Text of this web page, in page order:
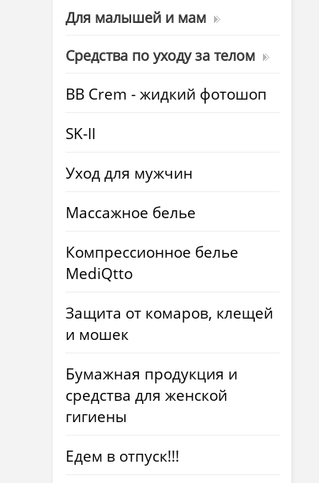
Для малышей и мам
Средства по уходу за телом
BB Crem - жидкий фотошоп
SK-II
Уход для мужчин
Массажное белье
Компрессионное белье
MediQtto
Защита от комаров, клещей
и мошек
Бумажная продукция и
средства для женской
гигиены
Едем в отпуск!!!